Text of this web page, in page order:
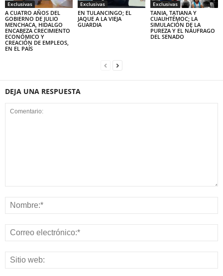
Exclusivas
A CUATRO AÑOS DEL
GOBIERNO DE JULIO
MENCHACA, HIDALGO
ENCABEZA CRECIMIENTO
ECONÓMICO Y
CREACIÓN DE EMPLEOS,
EN EL PAÍS
Exclusivas
EN TULANCINGO; EL
JAQUE A LA VIEJA
GUARDIA
Exclusivas
TANIA, TATIANA Y
CUAUHTÉMOC; LA
SIMULACIÓN DE LA
PUREZA Y EL NÁUFRAGO
DEL SENADO
DEJA UNA RESPUESTA